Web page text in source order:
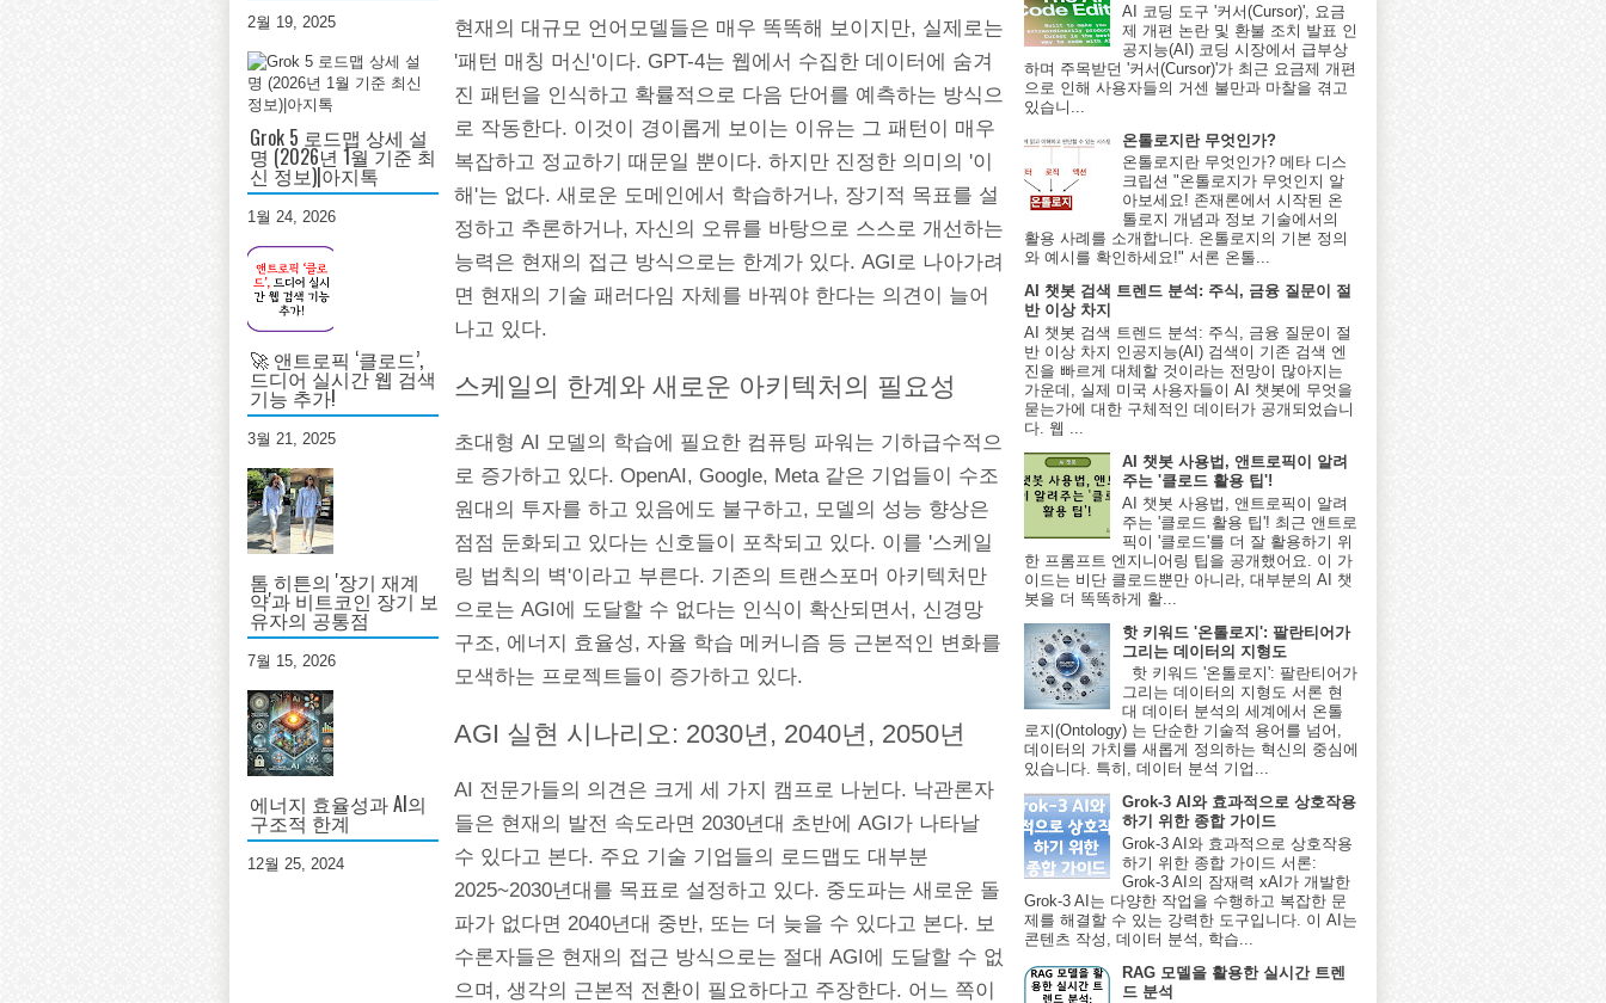
2월 19, 2025
Grok 5 로드맵 상세 설
명 (2026년 1월 기준 최
신 정보)|아지톡
1월 24, 2026
🚀 앤트로픽 ‘클로드’,
드디어 실시간 웹 검색
기능 추가!
3월 21, 2025
톰 히튼의 '장기 재계
약'과 비트코인 장기 보
유자의 공통점
7월 15, 2026
에너지 효율성과 AI의
구조적 한계
12월 25, 2024
현재의 대규모 언어모델들은 매우 똑똑해 보이지만, 실제로는
'패턴 매칭 머신'이다. GPT-4는 웹에서 수집한 데이터에 숨겨
진 패턴을 인식하고 확률적으로 다음 단어를 예측하는 방식으
로 작동한다. 이것이 경이롭게 보이는 이유는 그 패턴이 매우
복잡하고 정교하기 때문일 뿐이다. 하지만 진정한 의미의 '이
해'는 없다. 새로운 도메인에서 학습하거나, 장기적 목표를 설
정하고 추론하거나, 자신의 오류를 바탕으로 스스로 개선하는
능력은 현재의 접근 방식으로는 한계가 있다. AGI로 나아가려
면 현재의 기술 패러다임 자체를 바꿔야 한다는 의견이 늘어
나고 있다.
스케일의 한계와 새로운 아키텍처의 필요성
초대형 AI 모델의 학습에 필요한 컴퓨팅 파워는 기하급수적으
로 증가하고 있다. OpenAI, Google, Meta 같은 기업들이 수조
원대의 투자를 하고 있음에도 불구하고, 모델의 성능 향상은
점점 둔화되고 있다는 신호들이 포착되고 있다. 이를 '스케일
링 법칙의 벽'이라고 부른다. 기존의 트랜스포머 아키텍처만
으로는 AGI에 도달할 수 없다는 인식이 확산되면서, 신경망
구조, 에너지 효율성, 자율 학습 메커니즘 등 근본적인 변화를
모색하는 프로젝트들이 증가하고 있다.
AGI 실현 시나리오: 2030년, 2040년, 2050년
AI 전문가들의 의견은 크게 세 가지 캠프로 나뉜다. 낙관론자
들은 현재의 발전 속도라면 2030년대 초반에 AGI가 나타날
수 있다고 본다. 주요 기술 기업들의 로드맵도 대부분
2025~2030년대를 목표로 설정하고 있다. 중도파는 새로운 돌
파가 없다면 2040년대 중반, 또는 더 늦을 수 있다고 본다. 보
수론자들은 현재의 접근 방식으로는 절대 AGI에 도달할 수 없
으며, 생각의 근본적 전환이 필요하다고 주장한다. 어느 쪽이
AI 코딩 도구 '커서(Cursor)', 요금
제 개편 논란 및 환불 조치 발표 인
공지능(AI) 코딩 시장에서 급부상
하며 주목받던 '커서(Cursor)'가 최근 요금제 개편
으로 인해 사용자들의 거센 불만과 마찰을 겪고
있습니...
온톨로지란 무엇인가?
온톨로지란 무엇인가? 메타 디스
크립션 "온톨로지가 무엇인지 알
아보세요! 존재론에서 시작된 온
톨로지 개념과 정보 기술에서의
활용 사례를 소개합니다. 온톨로지의 기본 정의
와 예시를 확인하세요!" 서론 온톨...
AI 챗봇 검색 트렌드 분석: 주식, 금융 질문이 절
반 이상 차지
AI 챗봇 검색 트렌드 분석: 주식, 금융 질문이 절
반 이상 차지 인공지능(AI) 검색이 기존 검색 엔
진을 빠르게 대체할 것이라는 전망이 많아지는
가운데, 실제 미국 사용자들이 AI 챗봇에 무엇을
묻는가에 대한 구체적인 데이터가 공개되었습니
다. 웹 ...
AI 챗봇 사용법, 앤트로픽이 알려
주는 '클로드 활용 팁'!
AI 챗봇 사용법, 앤트로픽이 알려
주는 '클로드 활용 팁'! 최근 앤트로
픽이 '클로드'를 더 잘 활용하기 위
한 프롬프트 엔지니어링 팁을 공개했어요. 이 가
이드는 비단 클로드뿐만 아니라, 대부분의 AI 챗
봇을 더 똑똑하게 활...
핫 키워드 '온톨로지': 팔란티어가
그리는 데이터의 지형도
핫 키워드 '온톨로지': 팔란티어가
그리는 데이터의 지형도 서론 현
대 데이터 분석의 세계에서 온톨
로지(Ontology) 는 단순한 기술적 용어를 넘어,
데이터의 가치를 새롭게 정의하는 혁신의 중심에
있습니다. 특히, 데이터 분석 기업...
Grok-3 AI와 효과적으로 상호작용
하기 위한 종합 가이드
Grok-3 AI와 효과적으로 상호작용
하기 위한 종합 가이드 서론:
Grok-3 AI의 잠재력 xAI가 개발한
Grok-3 AI는 다양한 작업을 수행하고 복잡한 문
제를 해결할 수 있는 강력한 도구입니다. 이 AI는
콘텐츠 작성, 데이터 분석, 학습...
RAG 모델을 활용한 실시간 트렌
드 분석